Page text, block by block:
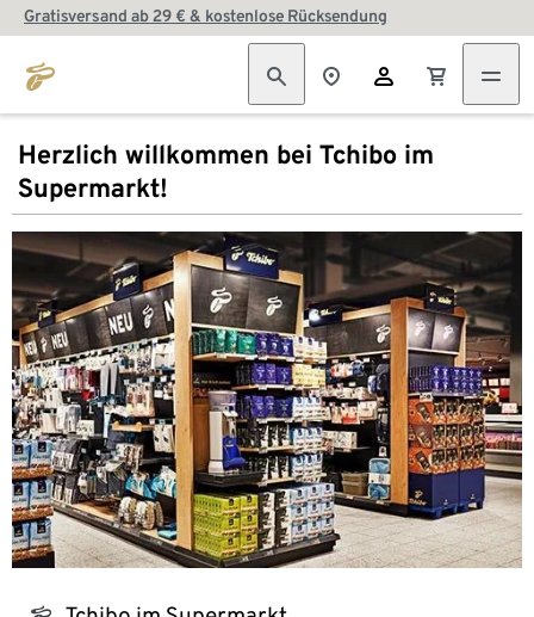
Gratisversand ab 29 € & kostenlose Rücksendung
Herzlich willkommen bei Tchibo im
Supermarkt!